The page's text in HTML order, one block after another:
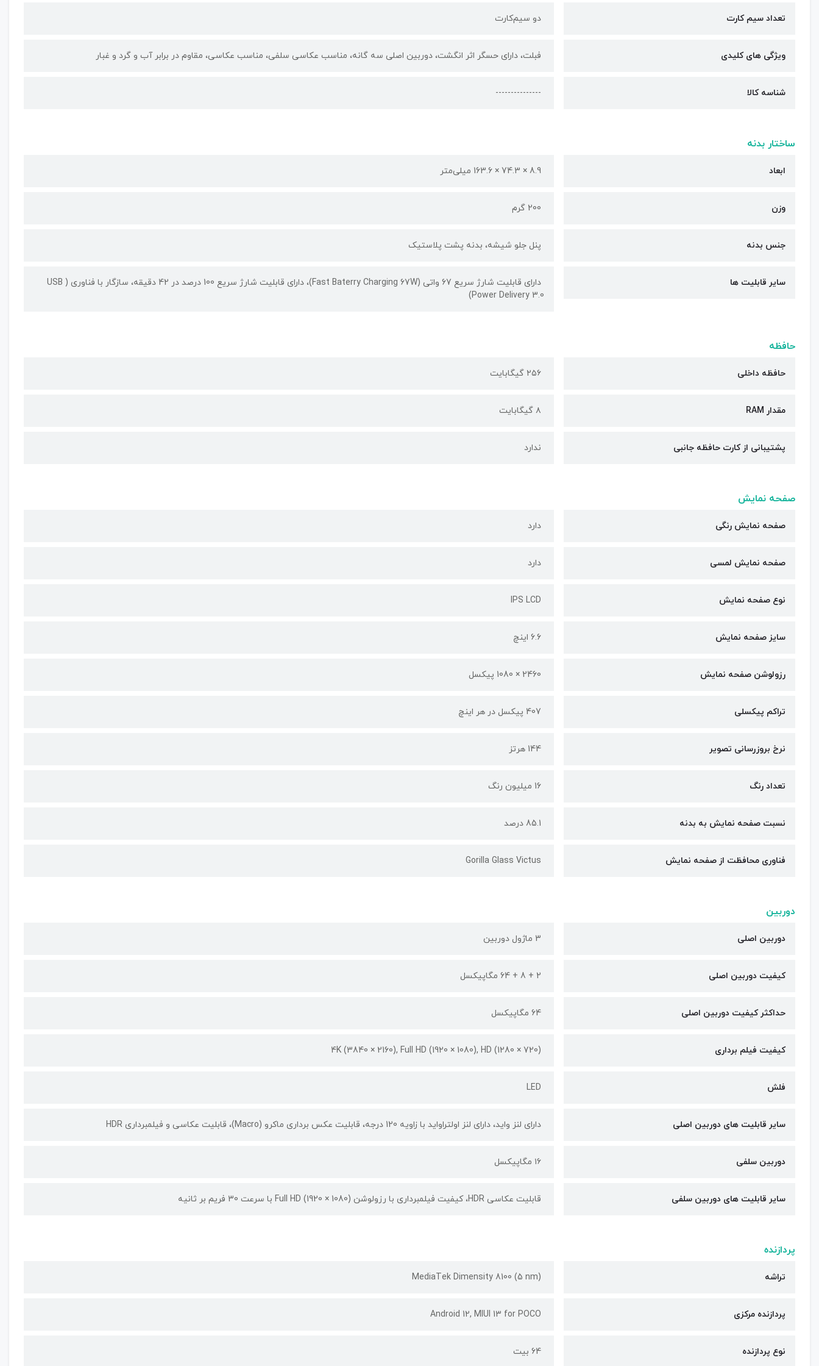
تعداد سیم کارت دو سیم‌کارت
ویژگی های کلیدی فبلت، دارای حسگر اثر انگشت، دوربین اصلی سه گانه، مناسب عکاسی سلفی، مناسب عکاسی، مقاوم در برابر آب و گرد و غبار
شناسه کالا ---------------
ساختار بدنه
ابعاد 8.9 × 74.3 × 163.6 میلی‌متر
وزن 200 گرم
جنس بدنه پنل جلو شیشه، بدنه پشت پلاستیک
سایر قابلیت ها
دارای قابلیت شارژ سریع 67 واتی (Fast Baterry Charging 67W)، دارای قابلیت شارژ سریع 100 درصد در 42 دقیقه، سازگار با فناوری ( USB
Power Delivery 3.0)
حافظه
حافظه داخلی ۲۵۶ گیگابایت
مقدار RAM ۸ گیگابایت
پشتیبانی از کارت حافظه جانبی ندارد
صفحه نمایش
صفحه نمایش رنگی دارد
صفحه نمایش لمسی دارد
نوع صفحه نمایش IPS LCD
سایز صفحه نمایش 6.6 اینچ
رزولوشن صفحه نمایش 2460 × 1080 پیکسل
تراکم پیکسلی 407 پیکسل در هر اینچ
نرخ بروزرسانی تصویر 144 هرتز
تعداد رنگ 16 میلیون رنگ
نسبت صفحه نمایش به بدنه 85.1 درصد
فناوری محافظت از صفحه نمایش Gorilla Glass Victus
دوربین
دوربین اصلی 3 ماژول دوربین
کیفیت دوربین‌ اصلی 2 + 8 + 64 مگاپیکسل
حداکثر کیفیت دوربین اصلی 64 مگاپیکسل
کیفیت فیلم برداری (4K (3840 × 2160), Full HD (1920 × 1080), HD (1280 × 720
فلش LED
سایر قابلیت های دوربین اصلی دارای لنز واید، دارای لنز اولتراواید با زاویه 120 درجه، قابلیت عکس برداری ماکرو (Macro)، قابلیت عکاسی و فیلمبرداری HDR
دوربین سلفی ۱۶ مگاپیکسل
سایر قابلیت های دوربین سلفی قابلیت عکاسی HDR، کیفیت فیلمبرداری با رزولوشن (1080 × 1920) Full HD با سرعت 30 فریم بر ثانیه
پردازنده
تراشه MediaTek Dimensity 8100 (5 nm)
پردازنده مرکزی Android 12, MIUI 13 for POCO
نوع پردازنده 64 بیت